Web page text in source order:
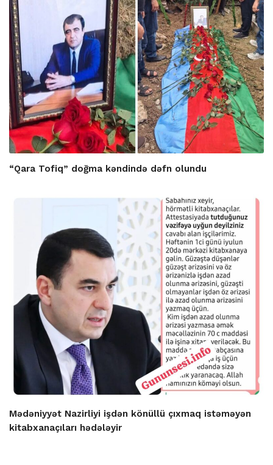
“Qara Tofiq” doğma kəndində dəfn olundu
Mədəniyyət Nazirliyi işdən könüllü çıxmaq istəməyən
kitabxanaçıları hədələyir